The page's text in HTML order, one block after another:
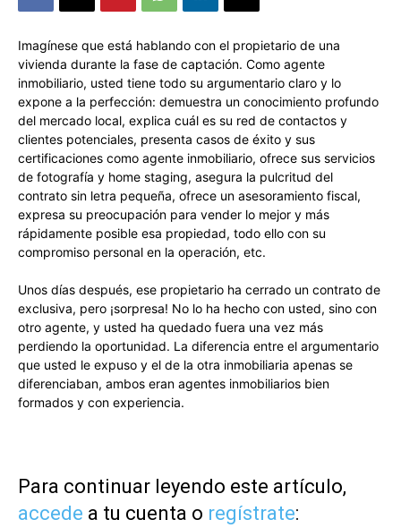
Imagínese que está hablando con el propietario de una
vivienda durante la fase de captación. Como agente
inmobiliario, usted tiene todo su argumentario claro y lo
expone a la perfección: demuestra un conocimiento profundo
del mercado local, explica cuál es su red de contactos y
clientes potenciales, presenta casos de éxito y sus
certificaciones como agente inmobiliario, ofrece sus servicios
de fotografía y home staging, asegura la pulcritud del
contrato sin letra pequeña, ofrece un asesoramiento fiscal,
expresa su preocupación para vender lo mejor y más
rápidamente posible esa propiedad, todo ello con su
compromiso personal en la operación, etc.
Unos días después, ese propietario ha cerrado un contrato de
exclusiva, pero ¡sorpresa! No lo ha hecho con usted, sino con
otro agente, y usted ha quedado fuera una vez más
perdiendo la oportunidad. La diferencia entre el argumentario
que usted le expuso y el de la otra inmobiliaria apenas se
diferenciaban, ambos eran agentes inmobiliarios bien
formados y con experiencia.
Para continuar leyendo este artículo,
accede a tu cuenta o regístrate: